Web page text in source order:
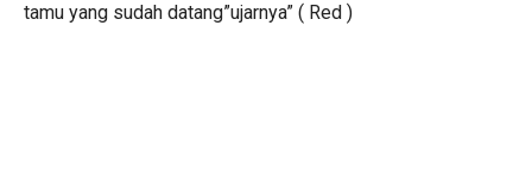
tamu yang sudah datang”ujarnya” ( Red )